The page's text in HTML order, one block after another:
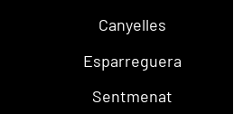
Canyelles
Esparreguera
Sentmenat